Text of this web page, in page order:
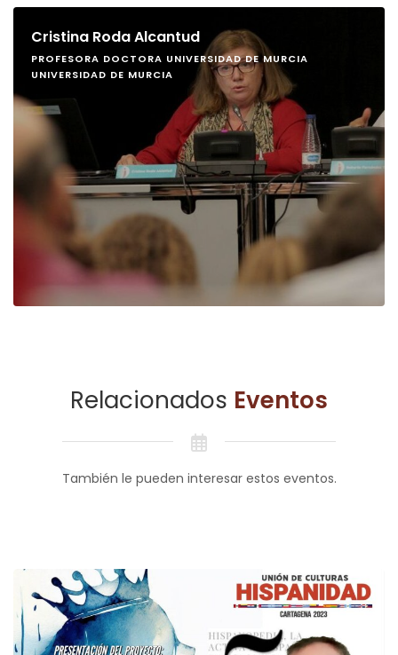
Cristina Roda Alcantud
PROFESORA DOCTORA UNIVERSIDAD DE MURCIA
UNIVERSIDAD DE MURCIA
Relacionados Eventos
También le pueden interesar estos eventos.